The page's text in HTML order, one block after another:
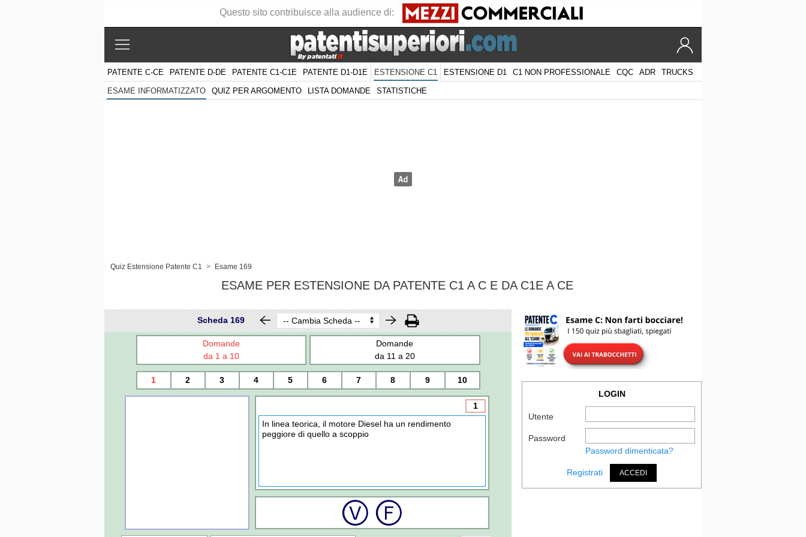
PATENTE C-CE PATENTE D-DE PATENTE C1-C1E PATENTE D1-D1E ESTENSIONE C1 ESTENSIONE D1 C1 NON PROFESSIONALE CQC ADR TRUCKS
ESAME INFORMATIZZATO QUIZ PER ARGOMENTO LISTA DOMANDE STATISTICHE
Quiz Estensione Patente C1 > Esame 169
ESAME PER ESTENSIONE DA PATENTE C1 A C E DA C1E A CE
Scheda 169
Domande
da 1 a 10
Domande
da 11 a 20
1 2 3 4 5 6 7 8 9 10
1
In linea teorica, il motore Diesel ha un rendimento
peggiore di quello a scoppio
LOGIN
Utente
Password
Password dimenticata?
Registrati ACCEDI
Questo sito contribuisce alla audience di: